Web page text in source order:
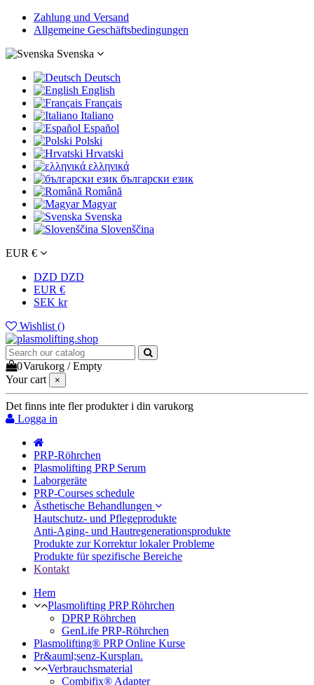
Zahlung und Versand
Allgemeine Geschäftsbedingungen
Svenska
Deutsch
English
Français
Italiano
Español
Polski
Hrvatski
ελληνικά
български език
Română
Magyar
Svenska
Slovenščina
EUR €
DZD DZD
EUR €
SEK kr
Wishlist ()
0Varukorg /Empty
Your cart
×
Det finns inte fler produkter i din varukorg
Logga in
PRP-Röhrchen
Plasmolifting PRP Serum
Laborgeräte
PRP-Courses schedule
Ästhetische Behandlungen
Hautschutz- und Pflegeprodukte
Anti-Aging- und Hautregenerationsprodukte
Produkte zur Korrektur lokaler Probleme
Produkte für spezifische Bereiche
Kontakt
Hem
Plasmolifting PRP Röhrchen
DPRP Röhrchen
GenLife PRP-Röhrchen
Plasmolifting® PRP Online Kurse
Pr&auml;senz-Kursplan.
Verbrauchsmaterial
Combifix® Adapter